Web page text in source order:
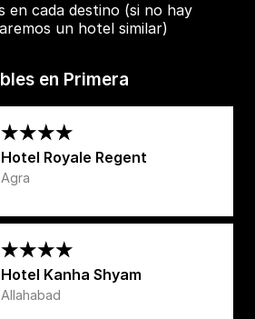
en cada destino (si no hay
un hotel similar)
en Primera
Hotel Royale Regent
Agra
Hotel Kanha Shyam
Allahabad